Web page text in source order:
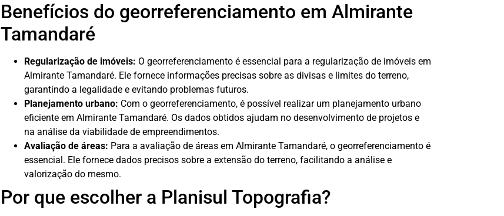
Benefícios do georreferenciamento em Almirante
Tamandaré
Regularização de imóveis: O georreferenciamento é essencial para a regularização de imóveis em
Almirante Tamandaré. Ele fornece informações precisas sobre as divisas e limites do terreno,
garantindo a legalidade e evitando problemas futuros.
Planejamento urbano: Com o georreferenciamento, é possível realizar um planejamento urbano
eficiente em Almirante Tamandaré. Os dados obtidos ajudam no desenvolvimento de projetos e
na análise da viabilidade de empreendimentos.
Avaliação de áreas: Para a avaliação de áreas em Almirante Tamandaré, o georreferenciamento é
essencial. Ele fornece dados precisos sobre a extensão do terreno, facilitando a análise e
valorização do mesmo.
Por que escolher a Planisul Topografia?